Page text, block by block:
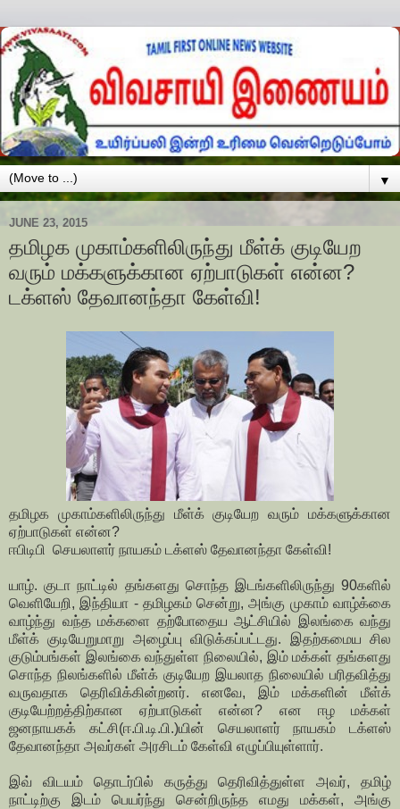
▼
JUNE 23, 2015
தமிழக முகாம்களிலிருந்து மீள்க் குடியேற
வரும் மக்களுக்கான ஏற்பாடுகள் என்ன?
டக்ளஸ் தேவானந்தா கேள்வி!
தமிழக முகாம்களிலிருந்து மீள்க் குடியேற வரும் மக்களுக்கான
ஏற்பாடுகள் என்ன?
ஈபிடிபி செயலாளர் நாயகம் டக்ளஸ் தேவானந்தா கேள்வி!
யாழ். குடா நாட்டில் தங்களது சொந்த இடங்களிலிருந்து 90களில்
வெளியேறி, இந்தியா - தமிழகம் சென்று, அங்கு முகாம் வாழ்க்கை
வாழ்ந்து வந்த மக்களை தற்போதைய ஆட்சியில் இலங்கை வந்து
மீள்க் குடியேறுமாறு அழைப்பு விடுக்கப்பட்டது. இதற்கமைய சில
குடும்பங்கள் இலங்கை வந்துள்ள நிலையில், இம் மக்கள் தங்களது
சொந்த நிலங்களில் மீள்க் குடியேற இயலாத நிலையில் பரிதவித்து
வருவதாக தெரிவிக்கின்றனர். எனவே, இம் மக்களின் மீள்க்
குடியேற்றத்திற்கான ஏற்பாடுகள் என்ன? என ஈழ மக்கள்
ஜனநாயகக் கட்சி(ஈ.பி.டி.பி.)யின் செயலாளர் நாயகம் டக்ளஸ்
தேவானந்தா அவர்கள் அரசிடம் கேள்வி எழுப்பியுள்ளார்.
இவ் விடயம் தொடர்பில் கருத்து தெரிவித்துள்ள அவர், தமிழ்
நாட்டிற்கு இடம் பெயர்ந்து சென்றிருந்த எமது மக்கள், அங்கு